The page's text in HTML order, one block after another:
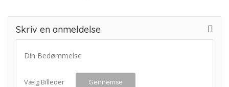
Skriv en anmeldelse
Din Bedømmelse
Vælg Billeder Gennemse